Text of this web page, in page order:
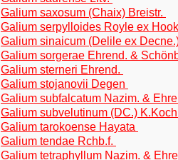
Galium saxosum (Chaix) Breistr.
Galium serpylloides Royle ex
Galium sinaicum (Delile ex
Galium sorgerae Ehrend. &
Galium sterneri Ehrend.
Galium stojanovii Degen
Galium subfalcatum Nazim. &
Galium subvelutinum (DC.)
Galium tarokoense Hayata
Galium tendae Rchb.f.
Galium tetraphyllum Nazim. &